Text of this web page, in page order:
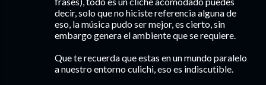
decir, solo que no hiciste referencia alguna de
eso, la música pudo ser mejor, es cierto, sin
embargo genera el ambiente que se requiere.
Que te recuerda que estas en un mundo paralelo
a nuestro entorno culichi, eso es indiscutible.